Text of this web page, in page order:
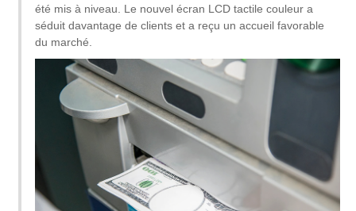
été mis à niveau. Le nouvel écran LCD tactile couleur a
séduit davantage de clients et a reçu un accueil favorable
du marché.